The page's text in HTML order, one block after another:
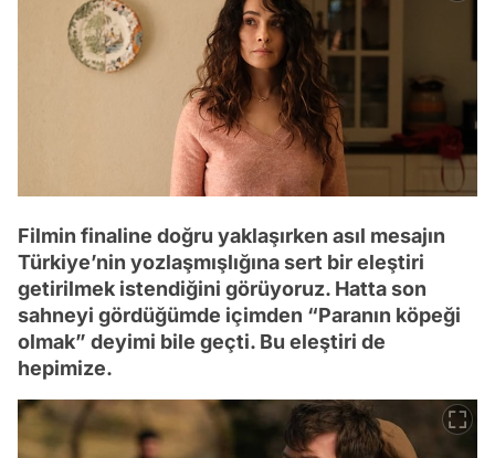
Filmin finaline doğru yaklaşırken asıl mesajın
Türkiye’nin yozlaşmışlığına sert bir eleştiri
getirilmek istendiğini görüyoruz. Hatta son
sahneyi gördüğümde içimden “Paranın köpeği
olmak” deyimi bile geçti. Bu eleştiri de
hepimize.